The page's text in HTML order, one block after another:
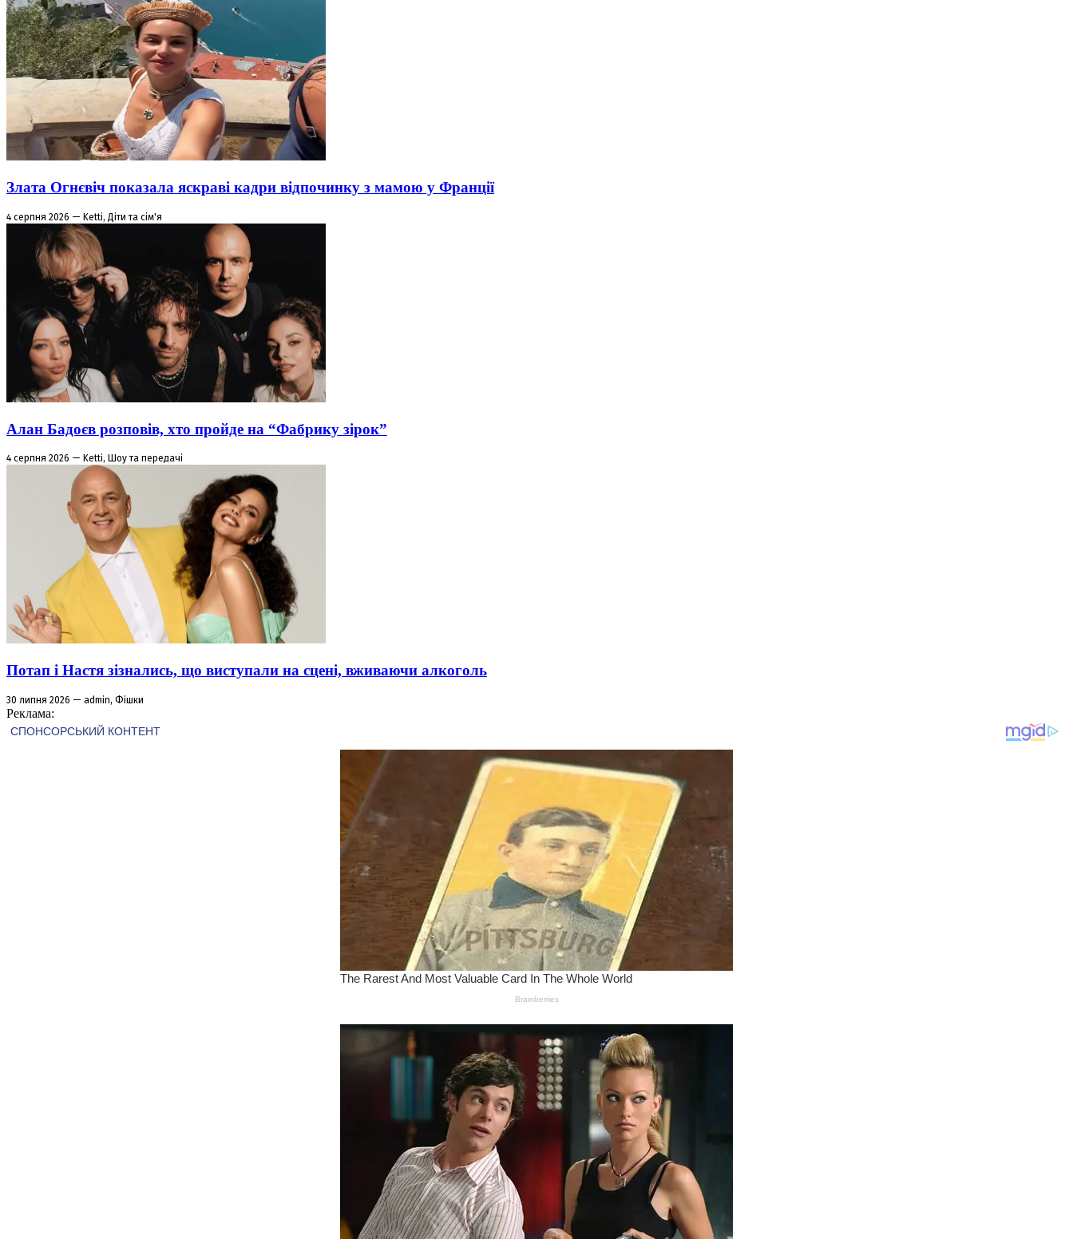
Злата Огнєвіч показала яскраві кадри відпочинку з мамою у Франції
4 серпня 2026 — Ketti, Діти та сім'я
Алан Бадоєв розповів, хто пройде на “Фабрику зірок”
4 серпня 2026 — Ketti, Шоу та передачі
Потап і Настя зізнались, що виступали на сцені, вживаючи алкоголь
30 липня 2026 — admin, Фішки
Реклама: